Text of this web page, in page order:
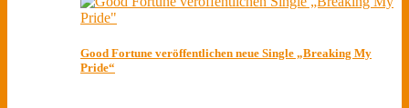
Good Fortune veröffentlichen neue Single „Breaking My
Pride“